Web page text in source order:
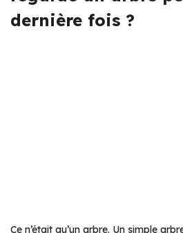
dernière fois ?
Ce n’était qu’un arbre. Un simple